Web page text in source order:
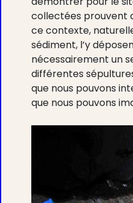
collectées prouvent
ce contexte,
sédiment, l’y
nécessairement un
différentes
que nous pouvons
que nous pouvons